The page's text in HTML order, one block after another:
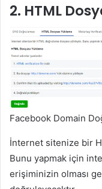
2. HTML
Facebook Domain
İnternet sitenize bir
Bunu yapmak için
erişiminizin olması